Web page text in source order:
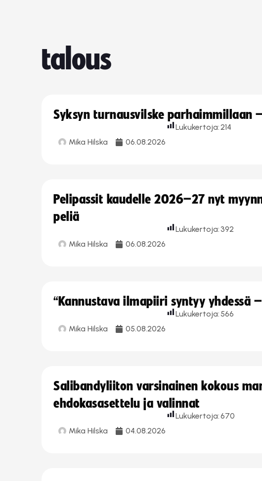
talous
Syksyn turnausvilske parhaimmillaan
Mika Hilska 06.08.2026
Lukukertoja:214
Pelipassit kaudelle 2026–27 nyt
peliä
Mika Hilska 06.08.2026
Lukukertoja: 392
“Kannustava ilmapiiri syntyy yhdessä
Mika Hilska 05.08.2026
Lukukertoja: 566
Salibandyliiton varsinainen kokous
ehdokasasettelu ja valinnat
Mika Hilska 04.08.2026
Lukukertoja:670